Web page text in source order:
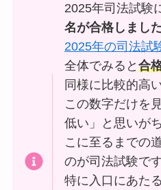
2025年司法試験
名が合格しました
2025年の司法試
全体でみると合
同様に比較的高
この数字だけを
低い」と思いが
こに至るまでの
のが司法試験です
特に入口にあた